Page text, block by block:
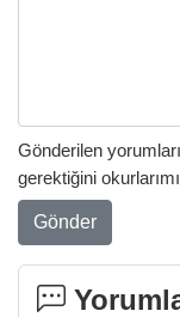
Gönderilen
gerektiğini
Gönder